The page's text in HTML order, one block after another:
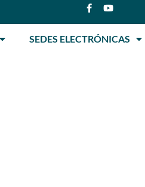
SEDES ELECTRÓNICAS